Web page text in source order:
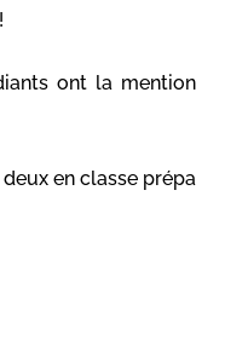
ont la mention
en classe prépa